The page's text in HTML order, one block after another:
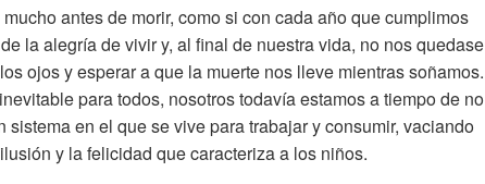
antes de morir, como si con cada año que cumplimos
la alegría de vivir y, al final de nuestra vida, no nos quedase
ojos y esperar a que la muerte nos lleve mientras soñamos.
para todos, nosotros todavía estamos a tiempo de no
sistema en el que se vive para trabajar y consumir, vaciando
y la felicidad que caracteriza a los niños.